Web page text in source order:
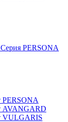
PERSONA
PERSONA
AVANGARD
VULGARIS